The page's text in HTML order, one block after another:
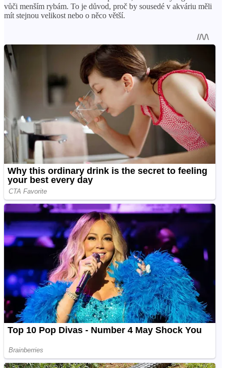
vůči menším rybám. To je důvod, proč by sousedé v akváriu měli
mít stejnou velikost nebo o něco větší.